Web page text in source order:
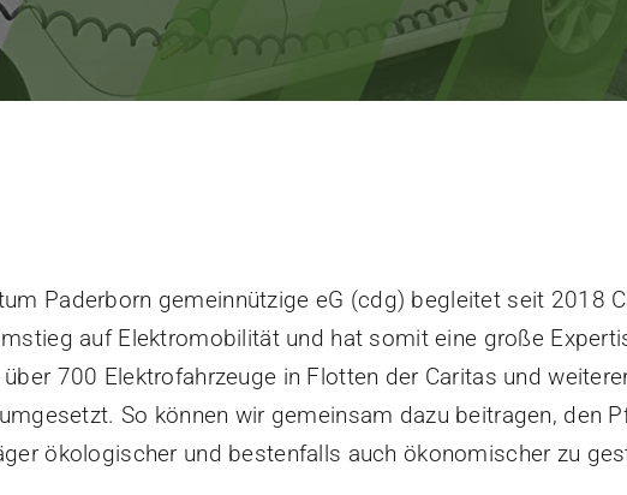
Paderborn gemeinnützige eG (cdg) begleitet seit 2018
auf Elektromobilität und hat somit eine große
700 Elektrofahrzeuge in Flotten der Caritas und
So können wir gemeinsam dazu beitragen, den
ökologischer und bestenfalls auch ökonomischer zu